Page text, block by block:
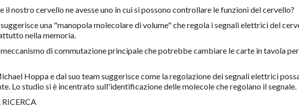
il nostro cervello ne avesse uno in cui si possono controllare le funzioni del cervello?
una "manopola molecolare di volume" che regola i segnali elettrici del
nella memoria.
di commutazione principale che potrebbe cambiare le carte in tavola
Hoppa e dal suo team suggerisce come la regolazione dei segnali elettrici
Lo studio si è incentrato sull'identificazione delle molecole che regolano il segnale.
RICERCA